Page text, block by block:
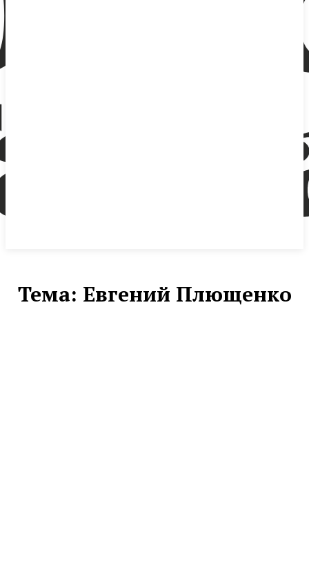
Тема: Евгений Плющенко